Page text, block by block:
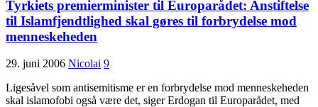
Tyrkiets premierminister til Europarådet: Anstiftelse
til Islamfjendtlighed skal gøres til forbrydelse mod
menneskeheden
29. juni 2006 Nicolai 9
Ligesåvel som antisemitisme er en forbrydelse mod menneskeheden
skal islamofobi også være det, siger Erdogan til Europarådet, med